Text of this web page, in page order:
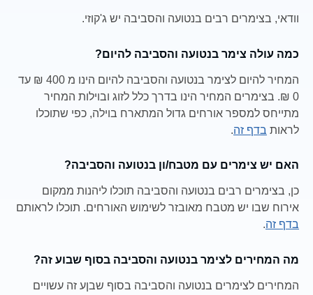
וודאי, בצימרים רבים בנטועה והסביבה יש ג'קוזי.
כמה עולה צימר בנטועה והסביבה להיום?
המחיר להיום לצימר בנטועה והסביבה להיום הינו מ 400 ₪ עד
0 ₪. בצימרים המחיר הינו בדרך כלל לזוג ובוילות המחיר
מתייחס למספר אורחים גדול המתארח בוילה, כפי שתוכלו
לראות בדף זה.
האם יש צימרים עם מטבח/ון בנטועה והסביבה?
כן, בצימרים רבים בנטועה והסביבה תוכלו ליהנות ממקום
אירוח שבו יש מטבח מאובזר לשימוש האורחים. תוכלו לראותם
בדף זה.
מה המחירים לצימר בנטועה והסביבה בסוף שבוע זה?
המחירים לצימרים בנטועה והסביבה בסוף שבןע זה עשויים